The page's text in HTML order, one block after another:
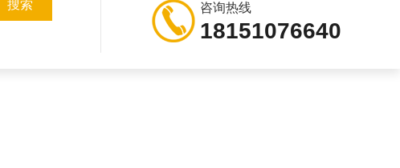
咨询热线
18151076640